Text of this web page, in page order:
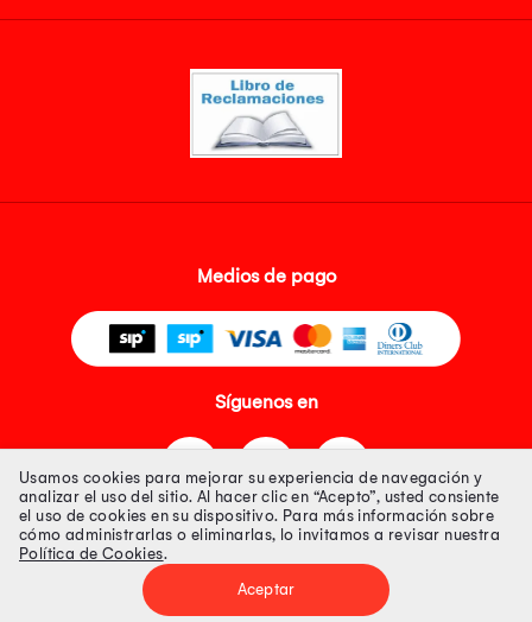
Medios de pago
Síguenos en
Tienda 100% Segura
Tiendas Peruanas S.A. R.U.C. Nº 20493020618. Todos los derechos
Usamos cookies para mejorar su experiencia de navegación y
analizar el uso del sitio. Al hacer clic en “Acepto”, usted consiente
el uso de cookies en su dispositivo. Para más información sobre
cómo administrarlas o eliminarlas, lo invitamos a revisar nuestra
Política de Cookies.
Aceptar